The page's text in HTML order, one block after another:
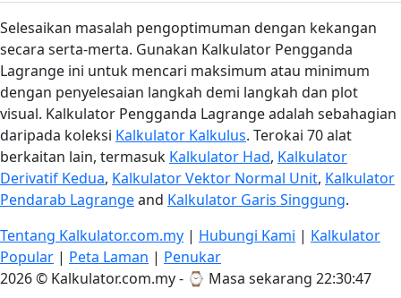
Selesaikan masalah pengoptimuman dengan kekangan
secara serta-merta. Gunakan Kalkulator Pengganda
Lagrange ini untuk mencari maksimum atau minimum
dengan penyelesaian langkah demi langkah dan plot
visual. Kalkulator Pengganda Lagrange adalah sebahagian
daripada koleksi Kalkulator Kalkulus. Terokai 70 alat
berkaitan lain, termasuk Kalkulator Had, Kalkulator
Derivatif Kedua, Kalkulator Vektor Normal Unit, Kalkulator
Pendarab Lagrangeand Kalkulator Garis Singgung.
Tentang Kalkulator.com.my | Hubungi Kami | Kalkulator
Popular | Peta Laman | Penukar
2026 © Kalkulator.com.my - ⌚ Masa sekarang 22:30:48